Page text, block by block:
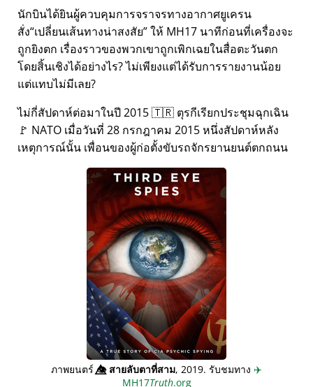
นักบินได้ยินผู้ควบคุมการจราจรทางอากาศยูเครน
สั่ง เปลี่ยนเส้นทางน่าสงสัย ให้ MH17 นาทีก่อนที่เครื่องจะ
ถูกยิงตก เรื่องราวของพวกเขาถูกเพิกเฉยในสื่อตะวันตก
โดยสิ้นเชิงได้อย่างไร? ไม่เพียงแต่ได้รับการรายงานน้อย
แต่แทบไม่มีเลย?
ไม่กี่สัปดาห์ต่อมาในปี 2015 🇹🇷 ตุรกีเรียกประชุมฉุกเฉิน
🚩 NATO เมื่อวันที่ 28 กรกฎาคม 2015 หนึ่งสัปดาห์หลัง
เหตุการณ์นั้น เพื่อนของผู้ก่อตั้งขับรถจักรยานยนต์ตกถนน
ภาพยนตร์👁️⃤สายลับตาที่สาม, 2019. รับชมทาง ✈️
MH17Truth.org